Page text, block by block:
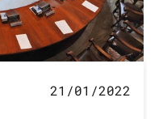
21/01/2022